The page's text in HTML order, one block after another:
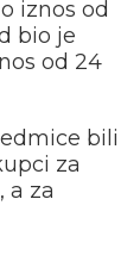
iznos od
bio je
od 24
bili
za
a za